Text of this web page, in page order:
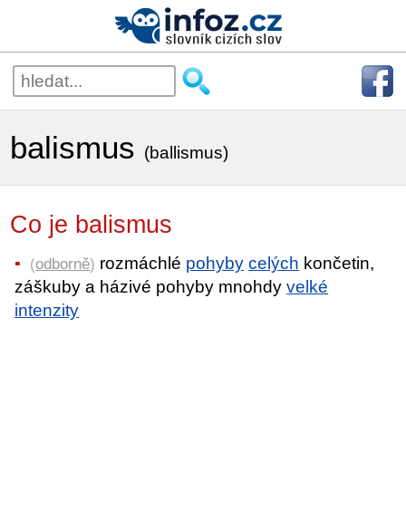
balismus (ballismus)
Co je balismus
(odborně) rozmáchlé pohyby celých končetin,
záškuby a házivé pohyby mnohdyvelké
intenzity